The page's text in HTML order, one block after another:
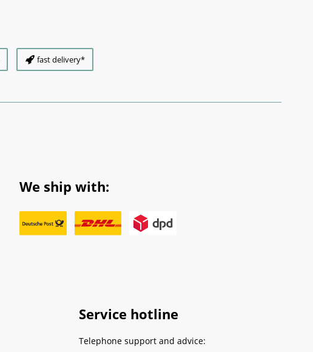
fast delivery*
We ship with:
Service hotline
Telephone support and advice: